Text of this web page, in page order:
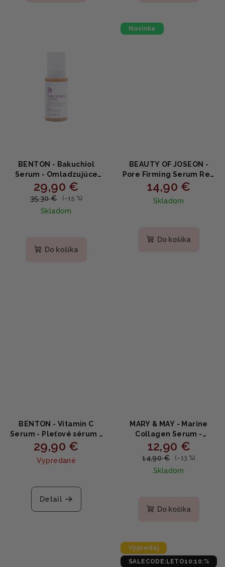
BENTON - Bakuchiol
Serum - Omladzujúce
sérum s bakuchiolom
35ml
29,90 €
35,30 € (–15 %)
Skladom
Do košíka
Novinka
BEAUTY OF JOSEON -
Pore Firming Serum Red
Bean PDRN + Peptide -
Spevňujúce sérum na
póry s PDRN z červenej
14,90 €
Skladom
Do košíka
BENTON - Vitamin C
Serum - Pleťové sérum s
20% vitamínom C 30ml
29,90 €
Vypredané
Detail
MARY & MAY - Marine
Collagen Serum -
Spevňujúce sérum s
morským kolagénom a
adenosínom 30ml
12,90 €
14,90 € (–13 %)
Skladom
Do košíka
Výpredaj
SALECODE:LETO10:10:%